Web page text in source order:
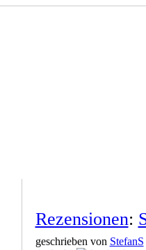
Rezensionen:
geschrieben von StefanS